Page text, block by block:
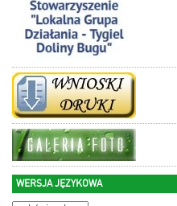
WERSJA JĘZYKOWA